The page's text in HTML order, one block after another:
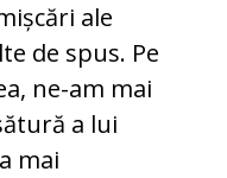
ale
de spus. Pe
ne-am mai
a lui
mai